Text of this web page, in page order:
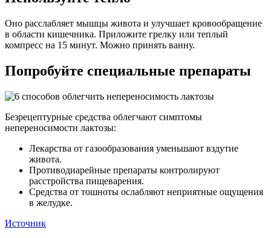
Оно расслабляет мышцы живота и улучшает кровообращение
в области кишечника. Приложите грелку или теплый
компресс на 15 минут. Можно принять ванну.
Попробуйте специальные препараты
Безрецептурные средства облегчают симптомы
непереносимости лактозы:
Лекарства от газообразования уменьшают вздутие
живота.
Противодиарейные препараты контролируют
расстройства пищеварения.
Средства от тошноты ослабляют неприятные ощущения
в желудке.
Источник